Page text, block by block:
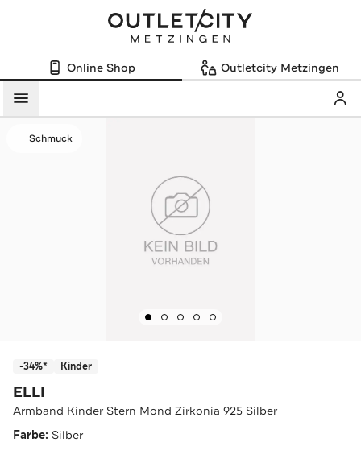
Online Shop Outletcity Metzingen
Menü
Schmuck
-34%* Kinder
ELLI
Armband Kinder Stern Mond Zirkonia 925 Silber
Farbe: Silber